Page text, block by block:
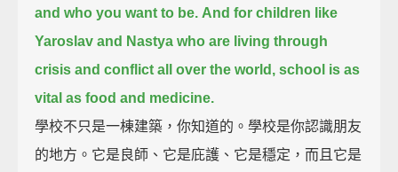
and who you want to be. And for children like
Yaroslav and Nastya who are living through
crisis and conflict all over the world, school is as
vital as food and medicine.
學校不只是一棟建築，你知道的。學校是你認識朋友
的地方。它是良師、它是庇護、它是穩定，而且它是